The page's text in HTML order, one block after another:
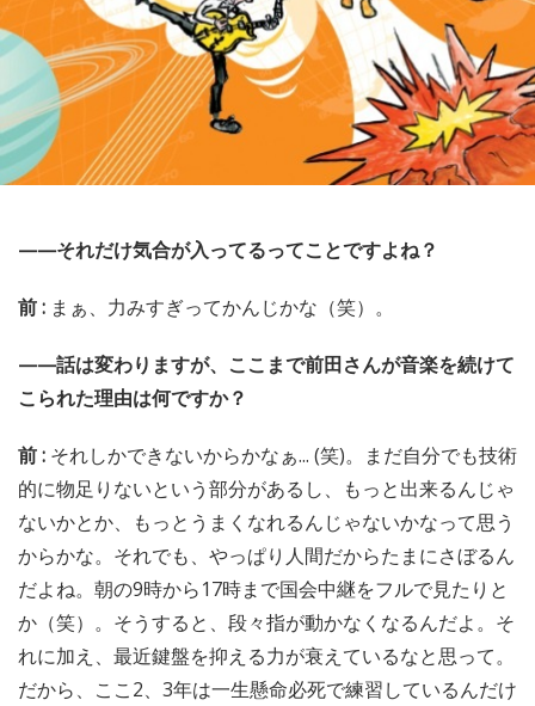
——それだけ気合が入ってるってことですよね？
前 : まぁ、力みすぎってかんじかな（笑）。
——話は変わりますが、ここまで前田さんが音楽を続けて
こられた理由は何ですか？
前 : それしかできないからかなぁ... (笑)。まだ自分でも技術
的に物足りないという部分があるし、もっと出来るんじゃ
ないかとか、もっとうまくなれるんじゃないかなって思う
からかな。それでも、やっぱり人間だからたまにさぼるん
だよね。朝の9時から17時まで国会中継をフルで見たりと
か（笑）。そうすると、段々指が動かなくなるんだよ。そ
れに加え、最近鍵盤を抑える力が衰えているなと思って。
だから、ここ2、3年は一生懸命必死で練習しているんだけ